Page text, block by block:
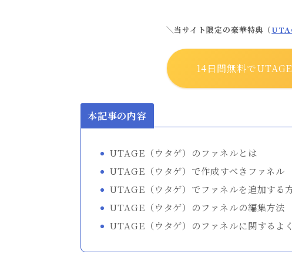
＼当サイト限定の豪華特典（
14日間無料で
本記事の内容
UTAGE（ウタゲ）のファネルとは
UTAGE（ウタゲ）で作成すべきファネル
UTAGE（ウタゲ）でファネルを追加する
UTAGE（ウタゲ）のファネルの編集方法
UTAGE（ウタゲ）のファネルに関するよ